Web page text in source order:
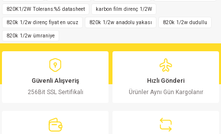
Görüş ve önerileriniz için teşekkür ederiz.
Ürün açıklamasında eksik bilgiler bulunuyor.
Ürün bilgilerinde hatalar bulunuyor.
Ürün fiyatı diğer sitelerden daha pahalı.
Bu ürüne benzer farklı alternatifler olmalı.
820K1/2W Tolerans:%5 datasheet karbon film direnç 1/2W
820k 1/2w direnç fiyat en ucuz 820k 1/2w anadolu yakası 820k 1/2w dudullu
820k 1/2w ümraniye
Güvenli Alışveriş
256Bit SSL Sertifikalı
Hızlı Gönderi
Ürünler Aynı Gün Kargolanır